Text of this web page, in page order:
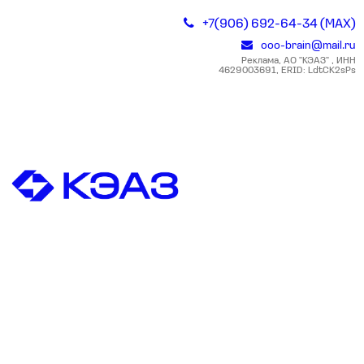
+7(906) 692-64-34 (MAX)
ooo-brain@mail.ru
Реклама, АО "КЭАЗ" , ИНН
4629003691, ERID: LdtCK2sPs